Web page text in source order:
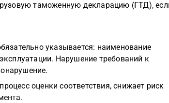
таможенную декларацию (ГТД),
указывается: наименование
Нарушение требований к
оценки соответствия, снижает риск